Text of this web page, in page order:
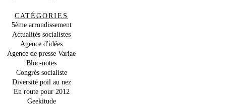
CATÉGORIES
5ème arrondissement
Actualités socialistes
Agence d'idées
Agence de presse Variae
Bloc-notes
Congrès socialiste
Diversité poil au nez
En route pour 2012
Geekitude